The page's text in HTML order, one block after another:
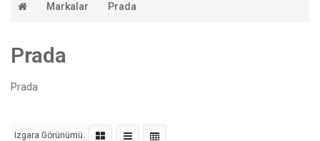
Markalar Prada
Prada
Prada
Izgara Görünümü: